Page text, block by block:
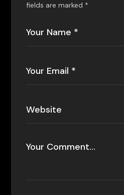
fields are marked *